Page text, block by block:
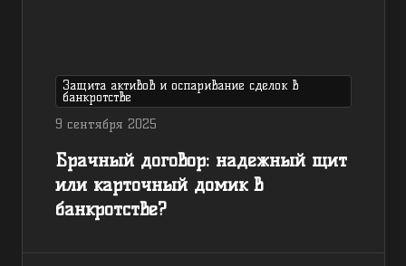
Защита активов и оспаривание сделок в
банкротстве
9 сентября 2025
Брачный договор: надежный щит
или карточный домик в
банкротстве?